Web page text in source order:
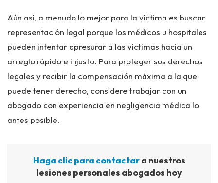
Aún así, a menudo lo mejor para la víctima es buscar
representación legal porque los médicos u hospitales
pueden intentar apresurar a las víctimas hacia un
arreglo rápido e injusto. Para proteger sus derechos
legales y recibir la compensación máxima a la que
puede tener derecho, considere trabajar con un
abogado con experiencia en negligencia médica lo
antes posible.
Haga clic para contactara nuestros
lesiones personales abogados hoy